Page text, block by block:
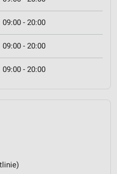
09:00 - 20:00
09:00 - 20:00
09:00 - 20:00